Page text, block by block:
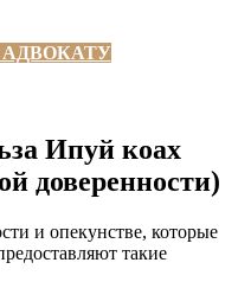
АДВОКАТУ
Ипуй коах
доверенности)
и опекунстве, которые
такие